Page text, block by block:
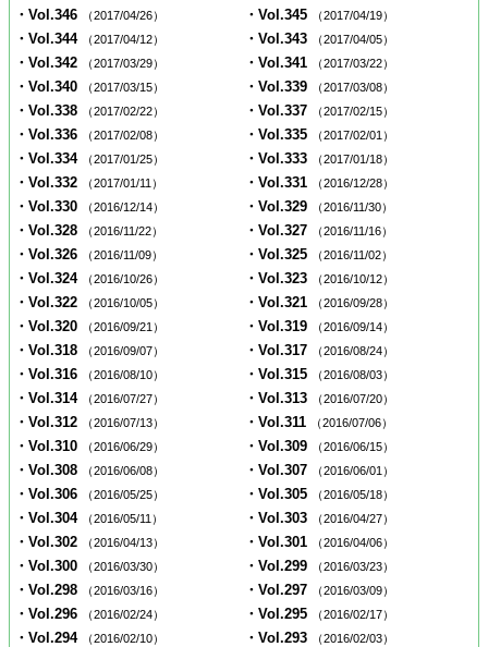
・Vol.346 （2017/04/26） ・Vol.345 （2017/04/19）
・Vol.344 （2017/04/12） ・Vol.343 （2017/04/05）
・Vol.342 （2017/03/29） ・Vol.341 （2017/03/22）
・Vol.340 （2017/03/15） ・Vol.339 （2017/03/08）
・Vol.338 （2017/02/22） ・Vol.337 （2017/02/15）
・Vol.336 （2017/02/08） ・Vol.335 （2017/02/01）
・Vol.334 （2017/01/25） ・Vol.333 （2017/01/18）
・Vol.332 （2017/01/11） ・Vol.331 （2016/12/28）
・Vol.330 （2016/12/14） ・Vol.329 （2016/11/30）
・Vol.328 （2016/11/22） ・Vol.327 （2016/11/16）
・Vol.326 （2016/11/09） ・Vol.325 （2016/11/02）
・Vol.324 （2016/10/26） ・Vol.323 （2016/10/12）
・Vol.322 （2016/10/05） ・Vol.321 （2016/09/28）
・Vol.320 （2016/09/21） ・Vol.319 （2016/09/14）
・Vol.318 （2016/09/07） ・Vol.317 （2016/08/24）
・Vol.316 （2016/08/10） ・Vol.315 （2016/08/03）
・Vol.314 （2016/07/27） ・Vol.313 （2016/07/20）
・Vol.312 （2016/07/13） ・Vol.311 （2016/07/06）
・Vol.310 （2016/06/29） ・Vol.309 （2016/06/15）
・Vol.308 （2016/06/08） ・Vol.307 （2016/06/01）
・Vol.306 （2016/05/25） ・Vol.305 （2016/05/18）
・Vol.304 （2016/05/11） ・Vol.303 （2016/04/27）
・Vol.302 （2016/04/13） ・Vol.301 （2016/04/06）
・Vol.300 （2016/03/30） ・Vol.299 （2016/03/23）
・Vol.298 （2016/03/16） ・Vol.297 （2016/03/09）
・Vol.296 （2016/02/24） ・Vol.295 （2016/02/17）
・Vol.294 （2016/02/10） ・Vol.293 （2016/02/03）